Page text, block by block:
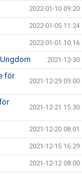
2022-01-10 09:20
2022-01-05 11:24
2022-01-01 10:16
2021-12-30
för
2021-12-29 09:00
2021-12-21 15:30
2021-12-20 08:01
2021-12-15 16:29
2021-12-12 08:00